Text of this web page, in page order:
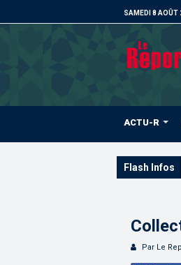
SAMEDI 8 AOÛT
ACTU-R
Flash Infos
Par Le